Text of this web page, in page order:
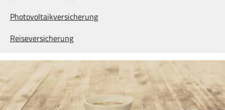
Photo­voltaik­ver­si­che­rung
Reiseversicherung